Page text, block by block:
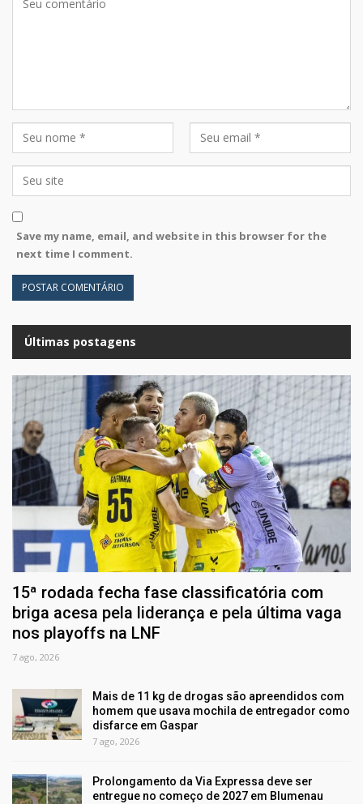
Save my name, email, and website in this browser for the
next time I comment.
Últimas postagens
15ª rodada fecha fase classificatória com
briga acesa pela liderança e pela última vaga
nos playoffs na LNF
7 ago, 2026
Mais de 11 kg de drogas são apreendidos com
homem que usava mochila de entregador como
disfarce em Gaspar
7 ago, 2026
Prolongamento da Via Expressa deve ser
entregue no começo de 2027 em Blumenau